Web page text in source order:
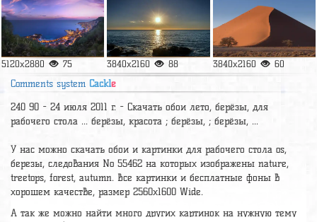
5120x2880 75 3840x2160 88 3840x2160 60
Comments system Cackle
240 90 - 24 июля 2011 г. - Скачать обои лето, берёзы, для
рабочего стола ... берёзы, красота ; берёзы, ; берёзы, ...
У нас можно скачать обои и картинки для рабочего стола os,
березы, следования No 55462 на которых изображены nature,
treetops, forest, autumn. Все картинки и бесплатные фоны в
хорошем качестве, размер 2560x1600 Wide.
А так же можно найти много других картинок на нужную тему